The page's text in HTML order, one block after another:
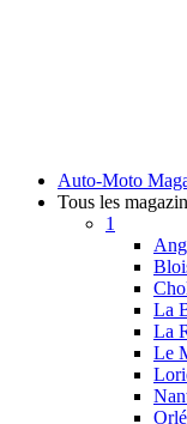
Auto-Moto
Tous les
1
La
La
Le